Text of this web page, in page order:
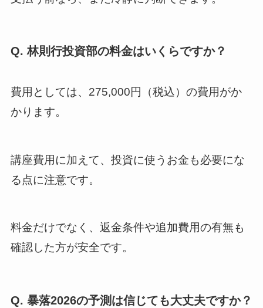
Q. 林則行投資部の料金はいくらですか？
費用としては、275,000円（税込）の費用がか
かります。
講座費用に加えて、投資に使うお金も必要にな
る点に注意です。
料金だけでなく、返金条件や追加費用の有無も
確認した方が安全です。
Q. 暴落2026の予測は信じても大丈夫ですか？